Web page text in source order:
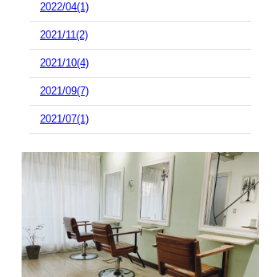
2022/04(1)
2021/11(2)
2021/10(4)
2021/09(7)
2021/07(1)